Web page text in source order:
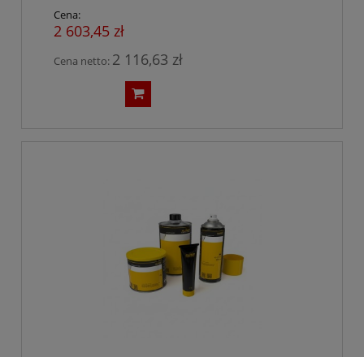
Cena:
2 603,45 zł
Cena netto: 2 116,63 zł